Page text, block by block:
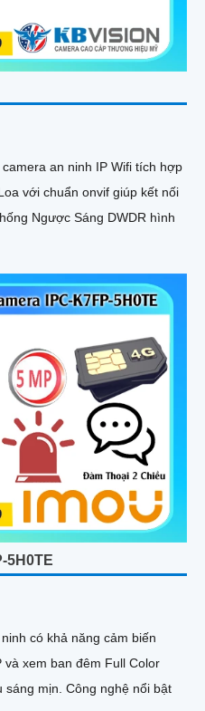
an ninh IP Wifi tích hợp
với chuẩn onvif giúp kết nối
5H0TE
có khả năng cảm biến
xem ban đêm Full Color